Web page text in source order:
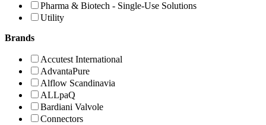
Pharma & Biotech - Single-Use Solutions
Utility
Brands
Accutest International
AdvantaPure
Alflow Scandinavia
ALLpaQ
Bardiani Valvole
Connectors